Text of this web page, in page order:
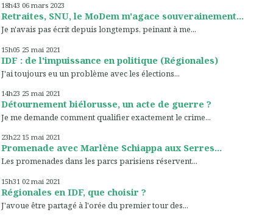
18h43 06 mars 2023
Retraites, SNU, le MoDem m'agace souverainement...
Je n'avais pas écrit depuis longtemps, peinant à me...
15h05 25 mai 2021
IDF : de l'impuissance en politique (Régionales)
J'ai toujours eu un problème avec les élections...
14h23 25 mai 2021
Détournement biélorusse, un acte de guerre ?
Je me demande comment qualifier exactement le crime...
23h22 15 mai 2021
Promenade avec Marlène Schiappa aux Serres...
Les promenades dans les parcs parisiens réservent...
15h31 02 mai 2021
Régionales en IDF, que choisir ?
J'avoue être partagé à l'orée du premier tour des...